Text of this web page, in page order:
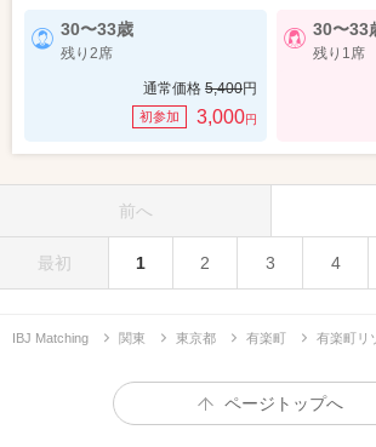
30〜33歳
残り2席
通常価格 5,400円
初参加 3,000円
30〜33
残り1席
前へ
最初 1 2 3 4
IBJ Matching 関東 東京都 有楽町 有楽町リ
ページトップへ